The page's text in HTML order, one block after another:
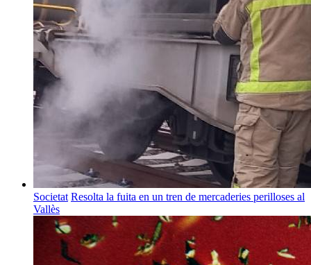
Societat Resolta la fuita en un tren de mercaderies perilloses al
Vallès